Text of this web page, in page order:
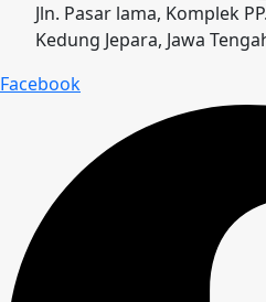
Jln. Pasar lama, Komplek
Kedung Jepara, Jawa
Facebook